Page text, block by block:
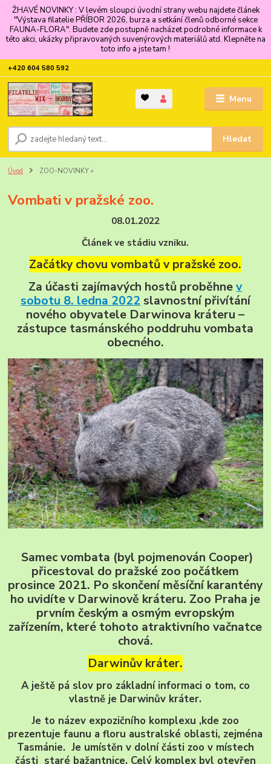
ŽHAVÉ NOVINKY : V levém sloupci úvodní strany webu najdete článek
"Výstava filatelie PŘÍBOR 2026, burza a setkání členů odborné sekce
FAUNA-FLORA". Budete zde postupně nacházet podrobné informace k
této akci, ukázky připravovaných suvenýrových materiálů atd. Klepněte na
toto info a jste tam !
Menu
Hledat
+420 604 580 592
Úvod ZOO-NOVINKY »
Vombati v pražské zoo.
08.01.2022
Článek ve stádiu vzniku.
Začátky chovu vombatů v pražské zoo.
Za účasti zajímavých hostů proběhnev
sobotu 8. ledna 2022 slavnostní přivítání
nového obyvatele Darwinova kráteru –
zástupce tasmánského poddruhu vombata
obecného.
Samec vombata (byl pojmenován Cooper)
přicestoval do pražské zoo počátkem
prosince 2021. Po skončení měsíční karantény
ho uvidíte v Darwinově kráteru. Zoo Praha je
prvním českým a osmým evropským
zařízením, které tohoto atraktivního vačnatce
chová.
Darwinův kráter.
A ještě pá slov pro základní informaci o tom, co
vlastně je Darwinův kráter.
Je to název expozičního komplexu ,kde zoo
prezentuje faunu a floru australské oblasti, zejména
Tasmánie. Je umístěn v dolní části zoo v místech
části staré bažantnice. Celý komplex byl otevřen